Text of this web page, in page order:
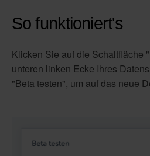
So funktioniert's
Klicken Sie auf die Schaltfläche
unteren linken Ecke Ihres
"Beta testen", um auf das neue